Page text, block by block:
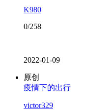
K980
0/258
2022-01-09
原创
疫情下的出行
victor329